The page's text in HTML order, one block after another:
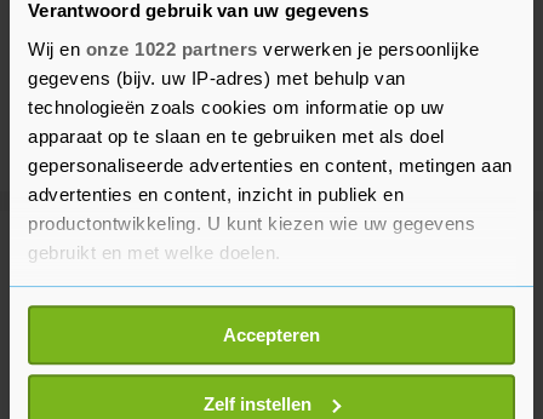
Verantwoord gebruik van uw gegevens
Wij en onze 1022 partners verwerken je persoonlijke
gegevens (bijv. uw IP-adres) met behulp van
technologieën zoals cookies om informatie op uw
apparaat op te slaan en te gebruiken met als doel
gepersonaliseerde advertenties en content, metingen aan
advertenties en content, inzicht in publiek en
productontwikkeling. U kunt kiezen wie uw gegevens
gebruikt en met welke doelen.
Als u het toestaat, willen we ook graag:
Informatie verzamelen over uw geografische
locatie, die tot een paar meter nauwkeurig kan zijn
Uw apparaat identificeren door het actief te
Accepteren
Zelf instellen
Meer uit Binnenland
Veel overlast door grote brand bij
recyclingbedrijf Rotterdam